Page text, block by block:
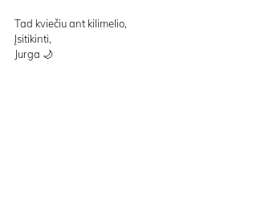
Tad kviečiu ant kilimelio,
Įsitikinti,
Jurga 🌙